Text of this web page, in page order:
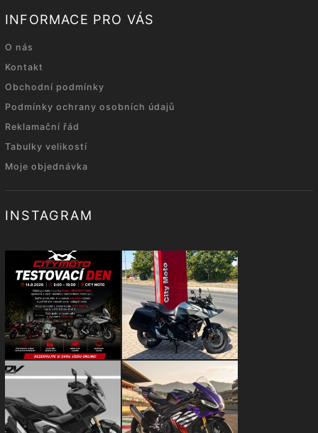
INFORMACE PRO VÁS
O nás
Kontakt
Obchodní podmínky
Podmínky ochrany osobních údajů
Reklamační řád
Tabulky velikostí
Moje objednávka
INSTAGRAM